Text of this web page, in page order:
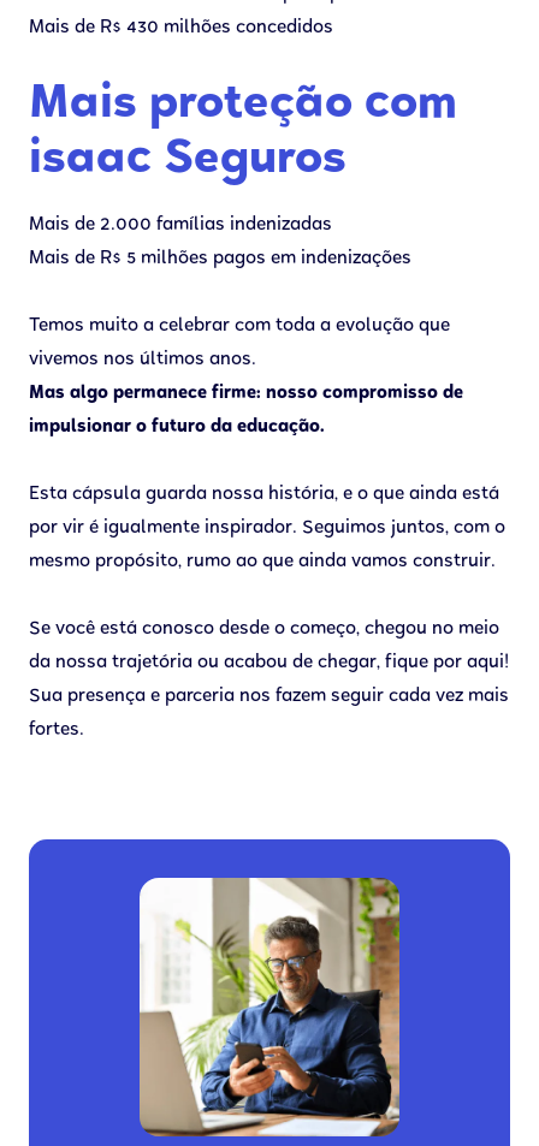
Mais de R$ 430 milhões concedidos
Mais proteção com
isaac Seguros
Mais de 2.000 famílias indenizadas
Mais de R$ 5 milhões pagos em indenizações
Temos muito a celebrar com toda a evolução que
vivemos nos últimos anos.
Mas algo permanece firme: nosso compromisso de
impulsionar o futuro da educação.
Esta cápsula guarda nossa história, e o que ainda está
por vir é igualmente inspirador. Seguimos juntos, com o
mesmo propósito, rumo ao que ainda vamos construir.
Se você está conosco desde o começo, chegou no meio
da nossa trajetória ou acabou de chegar, fique por aqui!
Sua presença e parceria nos fazem seguir cada vez mais
fortes.